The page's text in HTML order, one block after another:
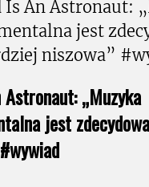
Astronaut: „Muzyka
jest